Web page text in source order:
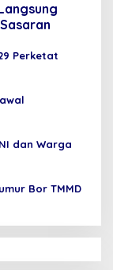
Perketat
dan Warga
Bor TMMD